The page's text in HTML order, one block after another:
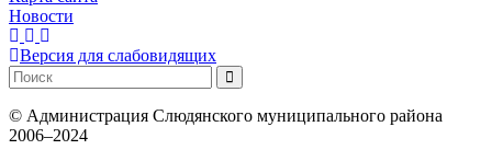
Новости
Версия для слабовидящих
© Администрация Слюдянского муниципального района
2006–2024